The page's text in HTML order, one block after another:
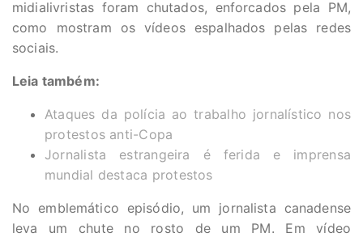
midialivristas foram chutados, enforcados pela PM,
como mostram os vídeos espalhados pelas redes
sociais.
Leia também:
Ataques da polícia ao trabalho jornalístico nos
protestos anti-Copa
Jornalista estrangeira é ferida e imprensa
mundial destaca protestos
No emblemático episódio, um jornalista canadense
leva um chute no rosto de um PM. Em vídeo